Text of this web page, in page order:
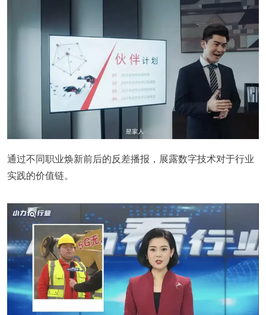
通过不同职业焕新前后的反差播报，展露数字技术对于行业
实践的价值链。